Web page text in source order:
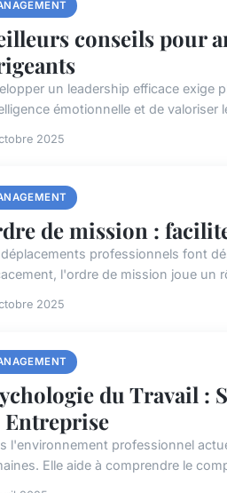
conseils pour
un leadership efficace exige
émotionnelle et de valoriser
2025
de mission :
professionnels font
l'ordre de mission joue un
2025
du Travail :
Entreprise
l'environnement professionnel
Elle aide à comprendre le